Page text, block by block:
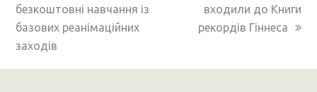
post:
безкоштовні навчання із
базових реанімаційних
заходів
post:входили до Книги
рекордів Гіннеса